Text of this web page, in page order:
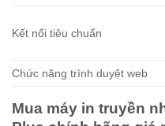
Kết nối tiêu chuẩn
Chức năng trình duyệt web
Mua máy in truyền